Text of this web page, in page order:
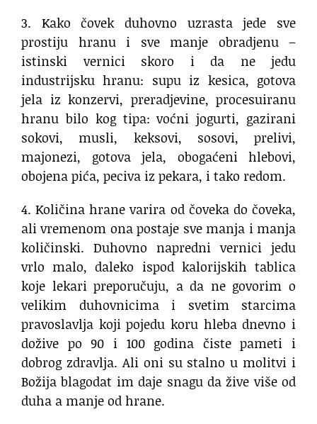
3. Kako čovek duhovno uzrasta jede sve
prostiju hranu i sve manje obradjenu –
istinski vernici skoro i da ne jedu
industrijsku hranu: supu iz kesica, gotova
jela iz konzervi, preradjevine, procesuiranu
hranu bilo kog tipa: voćni jogurti, gazirani
sokovi, musli, keksovi, sosovi, prelivi,
majonezi, gotova jela, obogaćeni hlebovi,
obojena pića, peciva iz pekara, i tako redom.
4. Količina hrane varira od čoveka do čoveka,
ali vremenom ona postaje sve manja i manja
količinski. Duhovno napredni vernici jedu
vrlo malo, daleko ispod kalorijskih tablica
koje lekari preporučuju, a da ne govorim o
velikim duhovnicima i svetim starcima
pravoslavlja koji pojedu koru hleba dnevno i
dožive po 90 i 100 godina čiste pameti i
dobrog zdravlja. Ali oni su stalno u molitvi i
Božija blagodat im daje snagu da žive više od
duha a manje od hrane.